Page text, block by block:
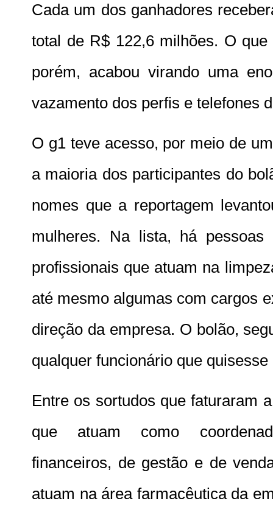
Cada um dos ganhadores
total de R$ 122,6 milhões. O
porém, acabou virando uma
vazamento dos perfis e telefones
O g1 teve acesso, por meio de
a maioria dos participantes do
nomes que a reportagem
mulheres. Na lista, há
profissionais que atuam na
até mesmo algumas com cargos
direção da empresa. O bolão,
qualquer funcionário que quisesse
Entre os sortudos que faturaram
que atuam como
financeiros, de gestão e de
atuam na área farmacêutica da